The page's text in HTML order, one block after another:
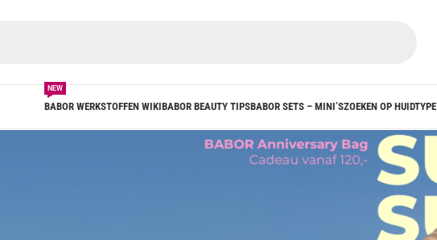
BABOR WERKSTOFFEN WIKI
NEW
BABOR BEAUTY TIPSBABOR SETS – MINI’SZOEKEN OP HUIDTYPE